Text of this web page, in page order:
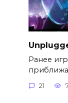
Ранее
21